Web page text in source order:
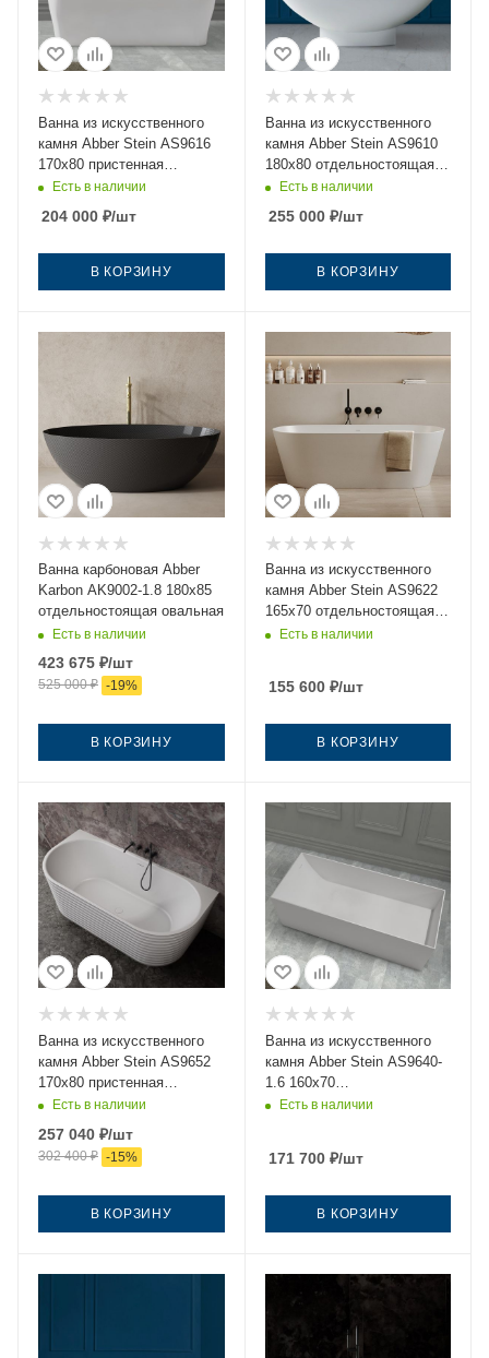
Ванна из искусственного
камня Abber Stein AS9616
170х80 пристенная
прямоугольная с ножками
Есть в наличии
204 000 ₽/шт
В КОРЗИНУ
Ванна из искусственного
камня Abber Stein AS9610
180х80 отдельностоящая
прямоугольная с ножками
Есть в наличии
255 000₽/шт
В КОРЗИНУ
Ванна карбоновая Abber
Karbon AK9002-1.8 180х85
отдельностоящая овальная
Есть в наличии
423 675 ₽/шт
525 000₽ -19%
В КОРЗИНУ
Ванна из искусственного
камня Abber Stein AS9622
165х70 отдельностоящая
овальная с ножками
Есть в наличии
155 600₽/шт
В КОРЗИНУ
Ванна из искусственного
камня Abber Stein AS9652
170х80 пристенная
овальная с ножками
Есть в наличии
257 040 ₽/шт
302 400₽ -15%
В КОРЗИНУ
Ванна из искусственного
камня Abber Stein AS9640-
1.6 160х70
отдельностоящая
Есть в наличии
171 700₽/шт
В КОРЗИНУ